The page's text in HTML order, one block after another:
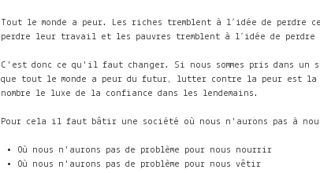
Tout le monde a peur. Les riches tremblent à l’idée de perdre
perdre leur travail et les pauvres tremblent à l’idée de
C'est donc ce qu'il faut changer. Si nous sommes pris dans
que tout le monde a peur du futur, lutter contre la peur est la
nombre le luxe de la confiance dans les lendemains.
Pour cela il faut bâtir une société où nous n'aurons pas à
Où nous n'aurons pas de problème pour nous nourrir
Où nous n'aurons pas de problème pour nous vêtir